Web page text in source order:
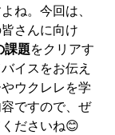
ね。今回は、
さんに向け
課題をクリアす
イスをお伝え
ウクレレを学
ですので、ぜ
ださいね😊